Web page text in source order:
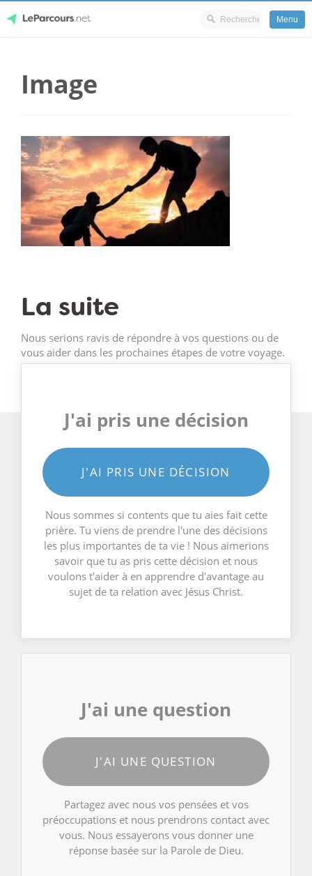
content
Menu
Image
La suite
Nous serions ravis de répondre à vos questions ou de
vous aider dans les prochaines étapes de votre voyage.
J'ai pris une décision
J'AI PRIS UNE DÉCISION
Nous sommes si contents que tu aies fait cette
prière. Tu viens de prendre l'une des décisions
les plus importantes de ta vie ! Nous aimerions
savoir que tu as pris cette décision et nous
voulons t'aider à en apprendre d'avantage au
sujet de ta relation avec Jésus Christ.
J'ai une question
J'AI UNE QUESTION
Partagez avec nous vos pensées et vos
préoccupations et nous prendrons contact avec
vous. Nous essayerons vous donner une
réponse basée sur la Parole de Dieu.